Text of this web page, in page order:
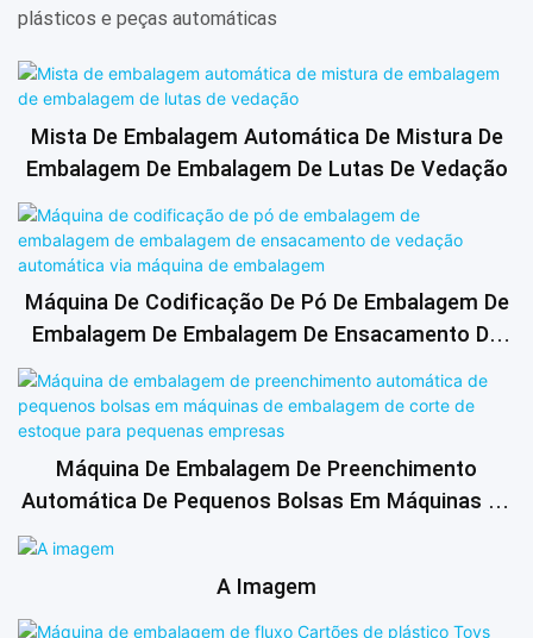
plásticos e peças automáticas
Mista De Embalagem Automática De Mistura De
Embalagem De Embalagem De Lutas De Vedação
Máquina De Codificação De Pó De Embalagem De
Embalagem De Embalagem De Ensacamento De
Vedação Automática Via Máquina De Embalagem
Máquina De Embalagem De Preenchimento
Automática De Pequenos Bolsas Em Máquinas De
Embalagem De Corte De Estoque Para Pequenas
A Imagem